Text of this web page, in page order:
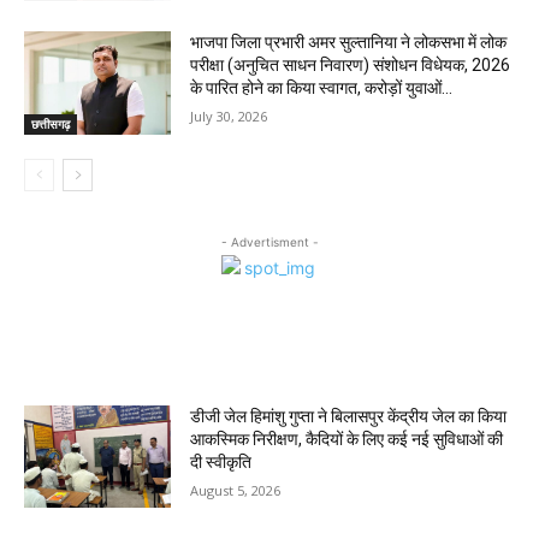
छत्तीसगढ़
भाजपा जिला प्रभारी अमर सुल्तानिया ने लोकसभा में लोक
परीक्षा (अनुचित साधन निवारण) संशोधन विधेयक, 2026
के पारित होने का किया स्वागत, करोड़ों युवाओं...
July 30, 2026
- Advertisment -
डीजी जेल हिमांशु गुप्ता ने बिलासपुर केंद्रीय जेल का किया
आकस्मिक निरीक्षण, कैदियों के लिए कई नई सुविधाओं की
दी स्वीकृति
August 5, 2026